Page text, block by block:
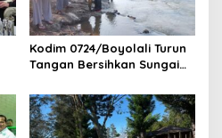
Kodim 0724/Boyolali Turun
Tangan Bersihkan Sungai